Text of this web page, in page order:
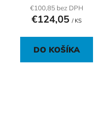
€100,85 bez DPH
€124,05 / KS
DO KOŠÍKA